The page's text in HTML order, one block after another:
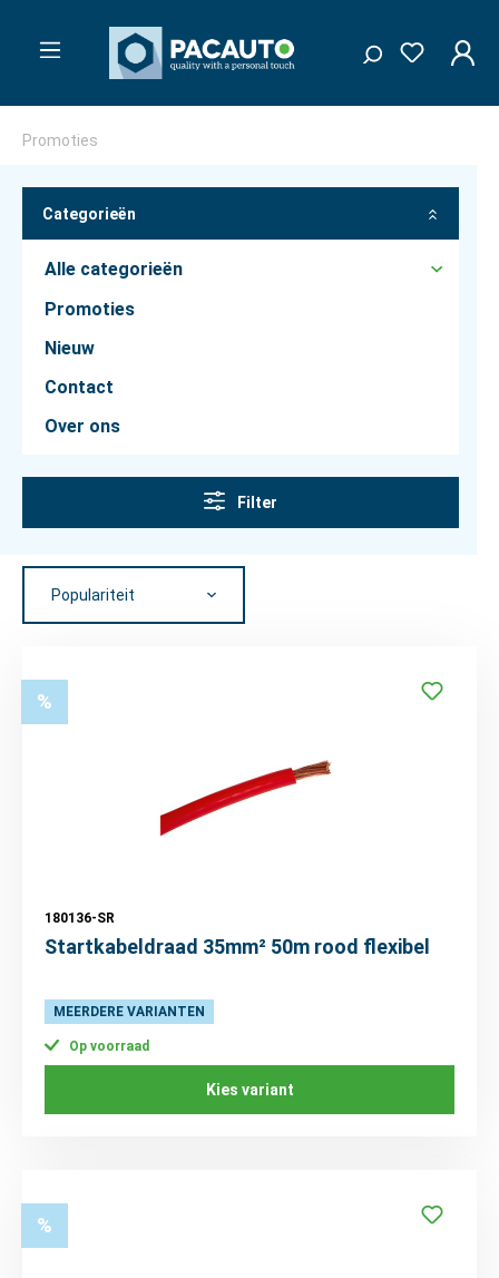
Promoties
Categorieën
Alle categorieën
Promoties
Nieuw
Contact
Over ons
Filter
%
180136-SR
Startkabeldraad 35mm² 50m rood flexibel
MEERDERE VARIANTEN
Op voorraad
Kies variant
%